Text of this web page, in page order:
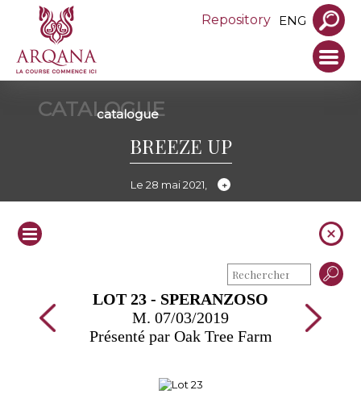
Repository ENG
CATALOGUE
catalogue
BREEZE UP
Le 28 mai 2021,
LOT 23 - SPERANZOSO
M. 07/03/2019
Présenté par Oak Tree Farm